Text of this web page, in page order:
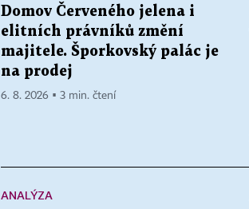
Domov Červeného jelena i
elitních právníků změní
majitele. Šporkovský palác je
na prodej
6. 8. 2026 ▪ 3 min. čtení
ANALÝZA